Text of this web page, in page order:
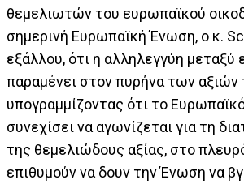
θεμελιωτών του ευρωπαϊκού
σημερινή Ευρωπαϊκή Ένωση, ο κ.
εξάλλου, ότι η αλληλεγγύη
παραμένει στον πυρήνα των αξιών
υπογραμμίζοντας ότι το
συνεχίσει να αγωνίζεται για τη
της θεμελιώδους αξίας, στο
επιθυμούν να δουν την Ένωση να